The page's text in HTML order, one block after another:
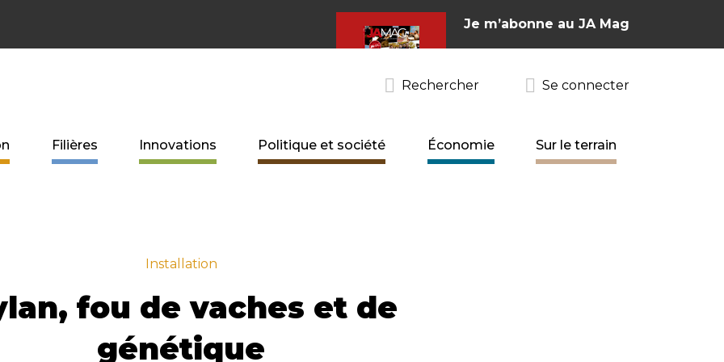
Je m’abonne au JA Mag
Rechercher Se connecter
Filières Innovations Politique et société Économie Sur le terrain
Installation
fou de vaches et de
génétique